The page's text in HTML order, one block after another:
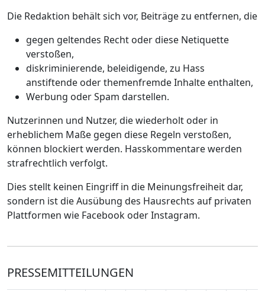
Die Redaktion behält sich vor, Beiträge zu entfernen, die
gegen geltendes Recht oder diese Netiquette
verstoßen,
diskriminierende, beleidigende, zu Hass
anstiftende oder themenfremde Inhalte enthalten,
Werbung oder Spam darstellen.
Nutzerinnen und Nutzer, die wiederholt oder in
erheblichem Maße gegen diese Regeln verstoßen,
können blockiert werden. Hasskommentare werden
strafrechtlich verfolgt.
Dies stellt keinen Eingriff in die Meinungsfreiheit dar,
sondern ist die Ausübung des Hausrechts auf privaten
Plattformen wie Facebook oder Instagram.
PRESSEMITTEILUNGEN